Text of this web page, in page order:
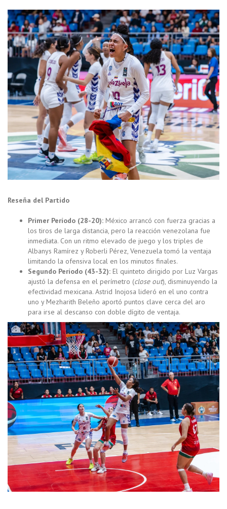
Reseña del Partido
Primer Período (28-20): México arrancó con fuerza gracias a
los tiros de larga distancia, pero la reacción venezolana fue
inmediata. Con un ritmo elevado de juego y los triples de
Albanys Ramírez y Roberli Pérez, Venezuela tomó la ventaja
limitando la ofensiva local en los minutos finales.
Segundo Período (43-32): El quinteto dirigido por Luz Vargas
ajustó la defensa en el perímetro (close out), disminuyendo la
efectividad mexicana. Astrid Inojosa lideró en el uno contra
uno y Mezharith Beleño aportó puntos clave cerca del aro
para irse al descanso con doble dígito de ventaja.